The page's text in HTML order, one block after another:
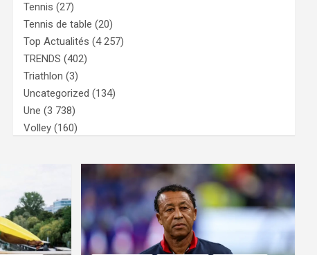
Tennis (27)
Tennis de table (20)
Top Actualités (4 257)
TRENDS (402)
Triathlon (3)
Uncategorized (134)
Une (3 738)
Volley (160)